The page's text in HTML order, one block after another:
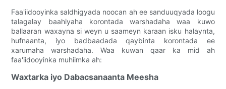
Faa'iidooyinka saldhigyada noocan ah ee sanduuqyada loogu
talagalay baahiyaha korontada warshadaha waa kuwo
ballaaran waxayna si weyn u saameyn karaan isku halaynta,
hufnaanta, iyo badbaadada qaybinta korontada ee
xarumaha warshadaha. Waa kuwan qaar ka mid ah
faa'iidooyinka muhiimka ah:
Waxtarka iyo Dabacsanaanta Meesha